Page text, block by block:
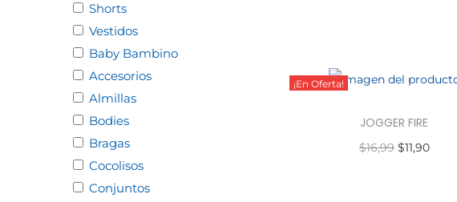
¡En Oferta!
JOGGER FIRE
$16,99 $11,90
Shorts
Vestidos
Baby Bambino
Accesorios
Almillas
Bodies
Bragas
Cocolisos
Conjuntos